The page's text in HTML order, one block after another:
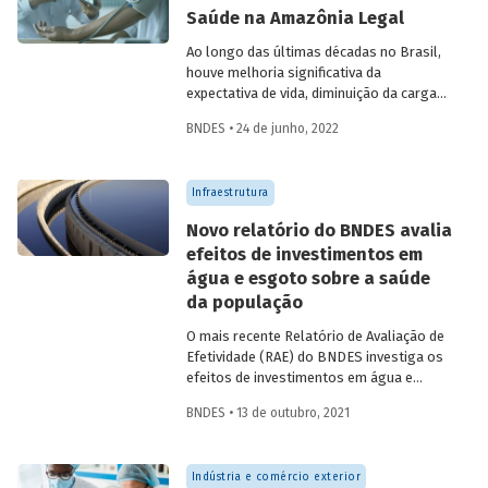
Saúde na Amazônia Legal
Ao longo das últimas décadas no Brasil,
houve melhoria significativa da
expectativa de vida, diminuição da carga
indicadores entre as regiões do país. Na
significativos, embora a região ainda
registre índices inferiores à média
nacional. Conheça o perfil das causas de
óbito na região e entenda quais são os
desafios para ampliar a infraestrutura de
saúde, considerando as particularidades
da Amazônia Legal.
BNDES • 24 de junho, 2022
Infraestrutura
Novo relatório do BNDES avalia
efeitos de investimentos em
água e esgoto sobre a saúde
da população
O mais recente Relatório de Avaliação de
Efetividade (RAE) do BNDES investiga os
efeitos de investimentos em água e
Dados do período 2007-2019 indicam que
projetos de saneamento experimentaram
uma redução de até 1,1% em internações
BNDES • 13 de outubro, 2021
Indústria e comércio exterior